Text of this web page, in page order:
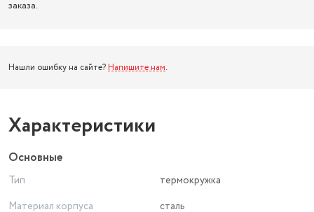
заказа.
Нашли ошибку на сайте? Напишите нам.
Характеристики
Основные
Тип
термокружка
Материал корпуса
сталь